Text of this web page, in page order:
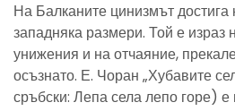
На Балканите цинизмът достига
западняка размери. Той е израз
унижения и на отчаяние,
осъзнато. Е. Чоран „Хубавите
сръбски: Лепа села лепо горе)